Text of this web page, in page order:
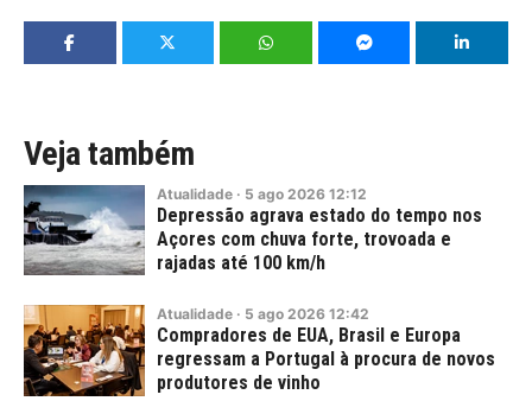
Veja também
Atualidade · 5 ago 2026 12:12
Depressão agrava estado do tempo nos
Açores com chuva forte, trovoada e
rajadas até 100 km/h
Atualidade · 5 ago 2026 12:42
Compradores de EUA, Brasil e Europa
regressam a Portugal à procura de novos
produtores de vinho